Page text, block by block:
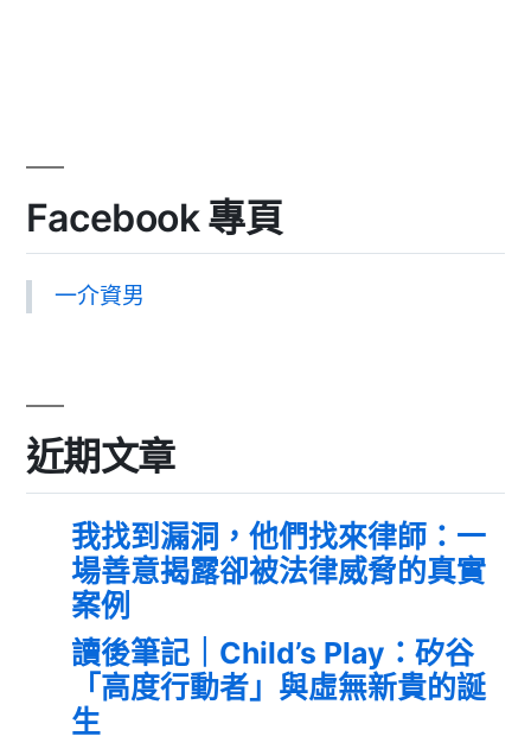
Facebook 專頁
一介資男
近期文章
我找到漏洞，他們找來律師：一
場善意揭露卻被法律威脅的真實
案例
讀後筆記｜Child’s Play：矽谷
「高度行動者」與虛無新貴的誕
生